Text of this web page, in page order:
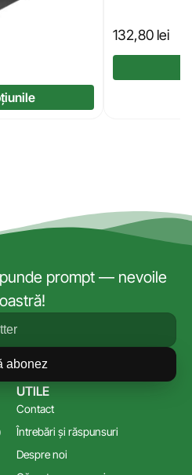
132,80 lei
prompt — nevoile
abonez
UTILE
Contact
Întrebări și răspunsuri
Despre noi